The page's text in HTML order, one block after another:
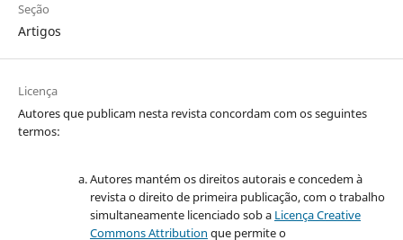
Seção
Artigos
Licença
Autores que publicam nesta revista concordam com os seguintes
termos:
Autores mantém os direitos autorais e concedem à
revista o direito de primeira publicação, com o trabalho
simultaneamente licenciado sob a Licença Creative
Commons Attribution que permite o